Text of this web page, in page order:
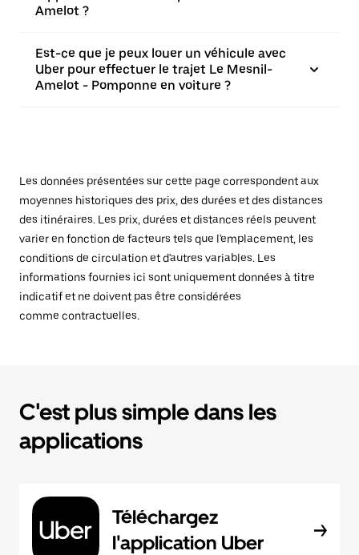
Amelot ?
Est-ce que je peux louer un véhicule avec
Uber pour effectuer le trajet Le Mesnil-
Amelot - Pomponne en voiture ?
Les données présentées sur cette page correspondent aux
moyennes historiques des prix, des durées et des distances
des itinéraires. Les prix, durées et distances réels peuvent
varier en fonction de facteurs tels que l'emplacement, les
conditions de circulation et d'autres variables. Les
informations fournies ici sont uniquement données à titre
indicatif et ne doivent pas être considérées
comme contractuelles.
C'est plus simple dans les
applications
Téléchargez
l'application Uber